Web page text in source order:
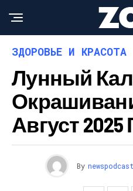
ЗДОРОВЬЕ И КРАСОТА
Лунный
Август 2025
By newspodcast